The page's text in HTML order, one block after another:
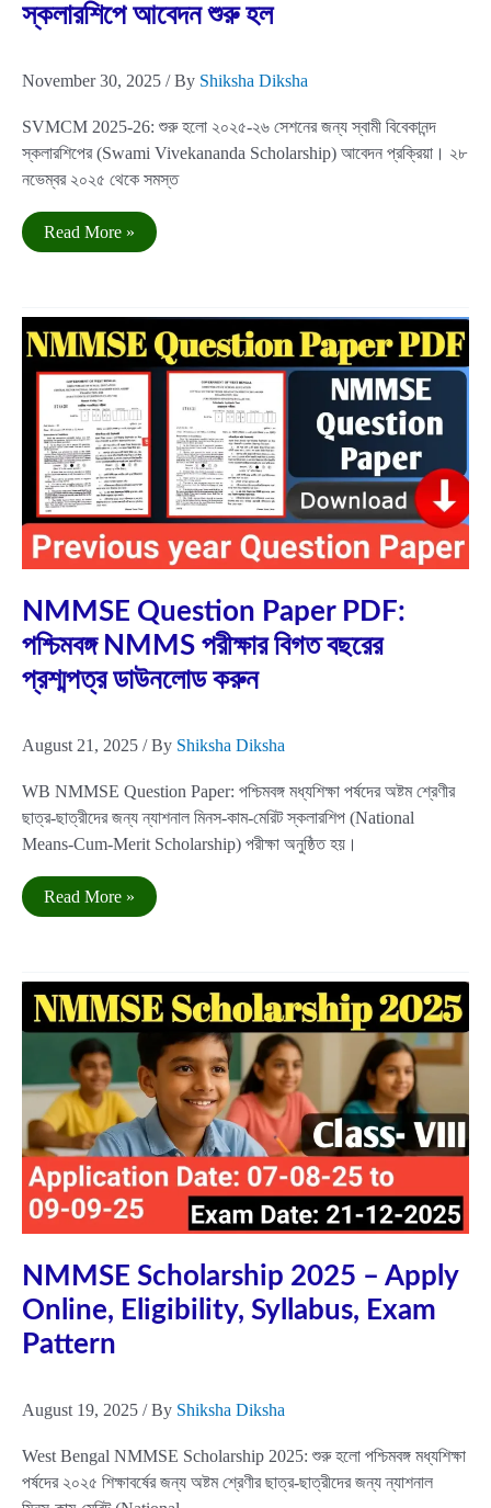
স্কলারশিপে আবেদন শুরু হল
November 30, 2025 / By Shiksha Diksha
SVMCM 2025-26: শুরু হলো ২০২৫-২৬ সেশনের জন্য স্বামী বিবেকানন্দ
স্কলারশিপের (Swami Vivekananda Scholarship) আবেদন প্রক্রিয়া। ২৮
নভেম্বর ২০২৫ থেকে সমস্ত
SVMCM
2025-
বিবেকানন্দ
স্কলারশিপে
আবেদন
শুরু
Read More »
NMMSE Question Paper PDF:
পশ্চিমবঙ্গ NMMS পরীক্ষার বিগত বছরের
প্রশ্মপত্র ডাউনলোড করুন
August 21, 2025 / By Shiksha Diksha
WB NMMSE Question Paper: পশ্চিমবঙ্গ মধ্যশিক্ষা পর্ষদের অষ্টম শ্রেণীর
ছাত্র-ছাত্রীদের জন্য ন্যাশনাল মিনস-কাম-মেরিট স্কলারশিপ (National
Means-Cum-Merit Scholarship) পরীক্ষা অনুষ্ঠিত হয়।
NMMSE
Question
NMMS
পরীক্ষার
বিগত
বছরের
প্রশ্মপত্র
ডাউনলোড
করুন
Read More »
NMMSE Scholarship 2025 – Apply
Online, Eligibility, Syllabus, Exam
Pattern
August 19, 2025 / By Shiksha Diksha
West Bengal NMMSE Scholarship 2025: শুরু হলো পশ্চিমবঙ্গ মধ্যশিক্ষা
পর্ষদের ২০২৫ শিক্ষাবর্ষের জন্য অষ্টম শ্রেণীর ছাত্র-ছাত্রীদের জন্য ন্যাশনাল